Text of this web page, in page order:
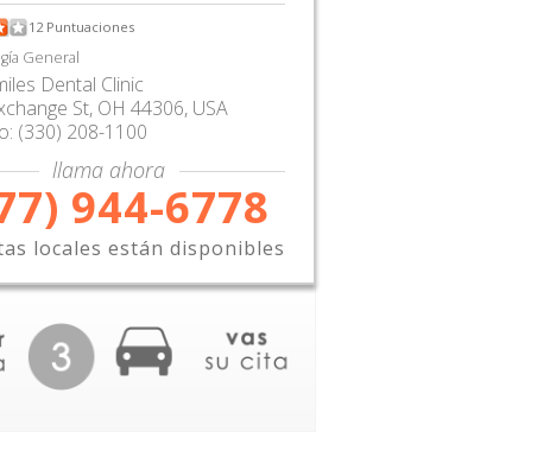
12Puntuaciones
General
Dental Clinic
St, OH 44306, USA
(330) 208-1100
llama ahora
944-6778
locales están disponibles